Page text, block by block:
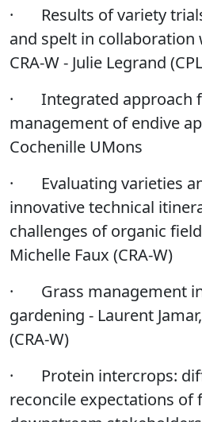
· Results of variety
and spelt in collaboration
CRA-W - Julie Legrand
· Integrated approach
management of endive
Cochenille UMons
· Evaluating varieties
innovative technical
challenges of organic
Michelle Faux (CRA-W)
· Grass management
gardening - Laurent
(CRA-W)
· Protein intercrops:
reconcile expectations of